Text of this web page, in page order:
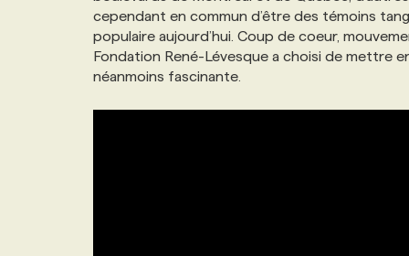
NOS TARIFS
PROGRAMMES DE SUBVENTIONS
ANNONCEZ AVEC NOUS
cependant en commun d’être des témoins
populaire aujourd’hui. Coup de coeur,
Fondation René-Lévesque a choisi de mettre
néanmoins fascinante.